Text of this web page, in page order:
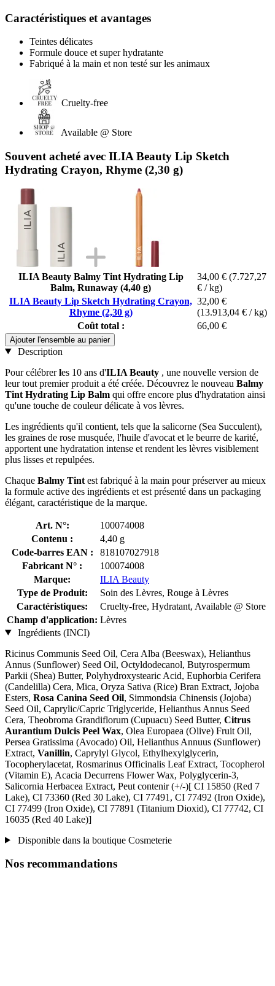
Caractéristiques et avantages
Teintes délicates
Formule douce et super hydratante
Fabriqué à la main et non testé sur les animaux
Cruelty-free
Available @ Store
Souvent acheté avec ILIA Beauty Lip Sketch
Hydrating Crayon, Rhyme (2,30 g)
ILIA Beauty Balmy Tint Hydrating Lip
Balm, Runaway (4,40 g)
34,00 € (7.727,27
€ / kg)
ILIA Beauty Lip Sketch Hydrating Crayon,
Rhyme (2,30 g)
32,00 €
(13.913,04 € / kg)
Coût total :
66,00 €
Ajouter l'ensemble au panier
Description
Pour célébrerles 10 ans d'ILIA Beauty , une nouvelle version de
leur tout premier produit a été créée. Découvrez le nouveau Balmy
Tint Hydrating Lip Balm qui offre encore plus d'hydratation ainsi
qu'une touche de couleur délicate à vos lèvres.
Les ingrédients qu'il contient, tels que la salicorne (Sea Succulent),
les graines de rose musquée, l'huile d'avocat et le beurre de karité,
apportent une hydratation intense et rendent les lèvres visiblement
plus lisses et repulpées.
Chaque Balmy Tint est fabriqué à la main pour préserver au mieux
la formule active des ingrédients et est présenté dans un packaging
élégant, caractéristique de la marque.
Art. N°:
100074008
Contenu :
4,40 g
Code-barres EAN :
818107027918
Fabricant N° :
100074008
Marque:
ILIA Beauty
Type de Produit:
Soin des Lèvres, Rouge à Lèvres
Caractéristiques:
Cruelty-free, Hydratant, Available @ Store
Champ d'application: Lèvres
Ingrédients (INCI)
Ricinus Communis Seed Oil, Cera Alba (Beeswax), Helianthus
Annus (Sunflower) Seed Oil, Octyldodecanol, Butyrospermum
Parkii (Shea) Butter, Polyhydroxystearic Acid, Euphorbia Cerifera
(Candelilla) Cera, Mica, Oryza Sativa (Rice) Bran Extract, Jojoba
Esters, Rosa Canina Seed Oil, Simmondsia Chinensis (Jojoba)
Seed Oil, Caprylic/Capric Triglyceride, Helianthus Annus Seed
Cera, Theobroma Grandiflorum (Cupuacu) Seed Butter, Citrus
Aurantium Dulcis Peel Wax, Olea Europaea (Olive) Fruit Oil,
Persea Gratissima (Avocado) Oil, Helianthus Annuus (Sunflower)
Extract, Vanillin, Caprylyl Glycol, Ethylhexylglycerin,
Tocopherylacetat, Rosmarinus Officinalis Leaf Extract, Tocopherol
(Vitamin E), Acacia Decurrens Flower Wax, Polyglycerin-3,
Salicornia Herbacea Extract, Peut contenir (+/-)[ CI 15850 (Red 7
Lake), CI 73360 (Red 30 Lake), CI 77491, CI 77492 (Iron Oxide),
CI 77499 (Iron Oxide), CI 77891 (Titanium Dioxid), CI 77742, CI
16035 (Red 40 Lake)]
Disponible dans la boutique Cosmeterie
Nos recommandations